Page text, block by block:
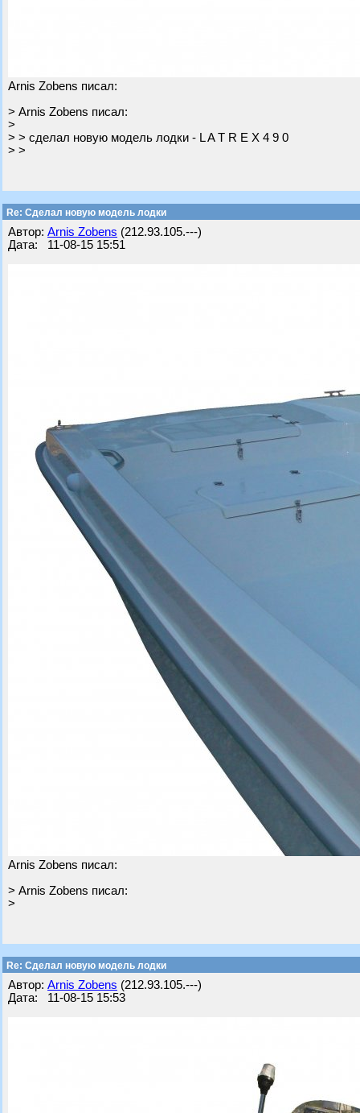
Arnis Zobens писал:
> Arnis Zobens писал:
>
> > сделал новую модель лодки - L A T R E X 4 9 0
> >
Re: Cделал новую модель лодки
Автор: Arnis Zobens (212.93.105.---)
Дата: 11-08-15 15:51
Arnis Zobens писал:
> Arnis Zobens писал:
>
Re: Cделал новую модель лодки
Автор: Arnis Zobens (212.93.105.---)
Дата: 11-08-15 15:53